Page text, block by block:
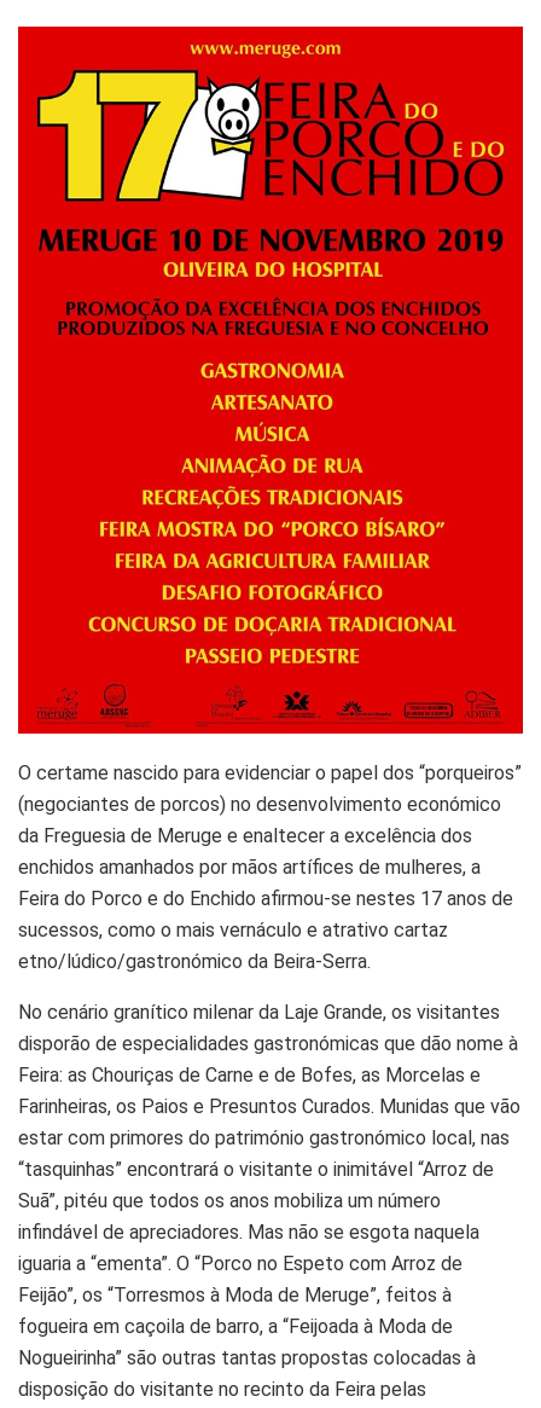
O certame nascido para evidenciar o papel dos “porqueiros”
(negociantes de porcos) no desenvolvimento económico
da Freguesia de Meruge e enaltecer a excelência dos
enchidos amanhados por mãos artífices de mulheres, a
Feira do Porco e do Enchido afirmou-se nestes 17 anos de
sucessos, como o mais vernáculo e atrativo cartaz
etno/lúdico/gastronómico da Beira-Serra.
No cenário granítico milenar da Laje Grande, os visitantes
disporão de especialidades gastronómicas que dão nome à
Feira: as Chouriças de Carne e de Bofes, as Morcelas e
Farinheiras, os Paios e Presuntos Curados. Munidas que vão
estar com primores do património gastronómico local, nas
“tasquinhas” encontrará o visitante o inimitável “Arroz de
Suã”, pitéu que todos os anos mobiliza um número
infindável de apreciadores. Mas não se esgota naquela
iguaria a “ementa”. O “Porco no Espeto com Arroz de
Feijão”, os “Torresmos à Moda de Meruge”, feitos à
fogueira em caçoila de barro, a “Feijoada à Moda de
Nogueirinha” são outras tantas propostas colocadas à
disposição do visitante no recinto da Feira pelas